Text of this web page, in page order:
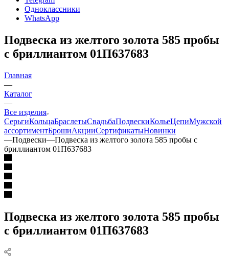
Одноклассники
WhatsApp
Подвеска из желтого золота 585 пробы
с бриллиантом 01П637683
Главная
—
Каталог
—
Все изделия
СерьгиКольцаБраслетыСвадьбаПодвескиКольеЦепиМужской
ассортиментБрошиАкцииСертификатыНовинки
—Подвески—Подвеска из желтого золота 585 пробы с
бриллиантом 01П637683
Подвеска из желтого золота 585 пробы
с бриллиантом 01П637683